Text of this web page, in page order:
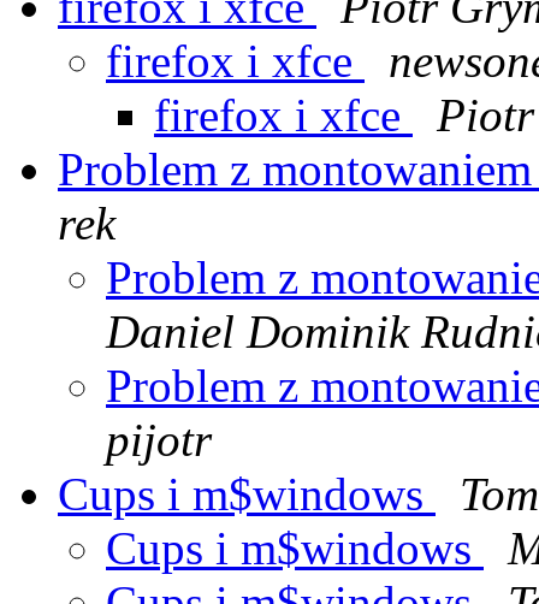
firefox i xfce
firefox i xfce
Piotr
Problem z
rek
Problem z
Daniel Dominik
Problem z
pijotr
Cups i m$windows
Cups i m$windows